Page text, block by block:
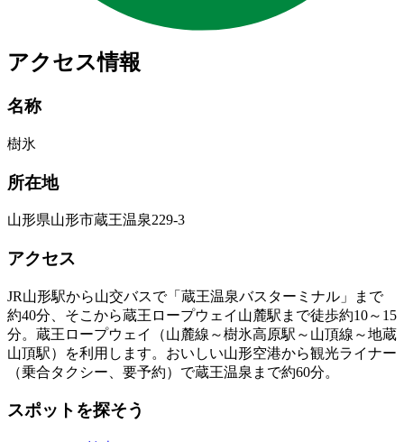
アクセス情報
名称
樹氷
所在地
山形県山形市蔵王温泉229-3
アクセス
JR山形駅から山交バスで「蔵王温泉バスターミナル」まで
約40分、そこから蔵王ロープウェイ山麓駅まで徒歩約10～15
分。蔵王ロープウェイ（山麓線～樹氷高原駅～山頂線～地蔵
山頂駅）を利用します。おいしい山形空港から観光ライナー
（乗合タクシー、要予約）で蔵王温泉まで約60分。
スポットを探そう